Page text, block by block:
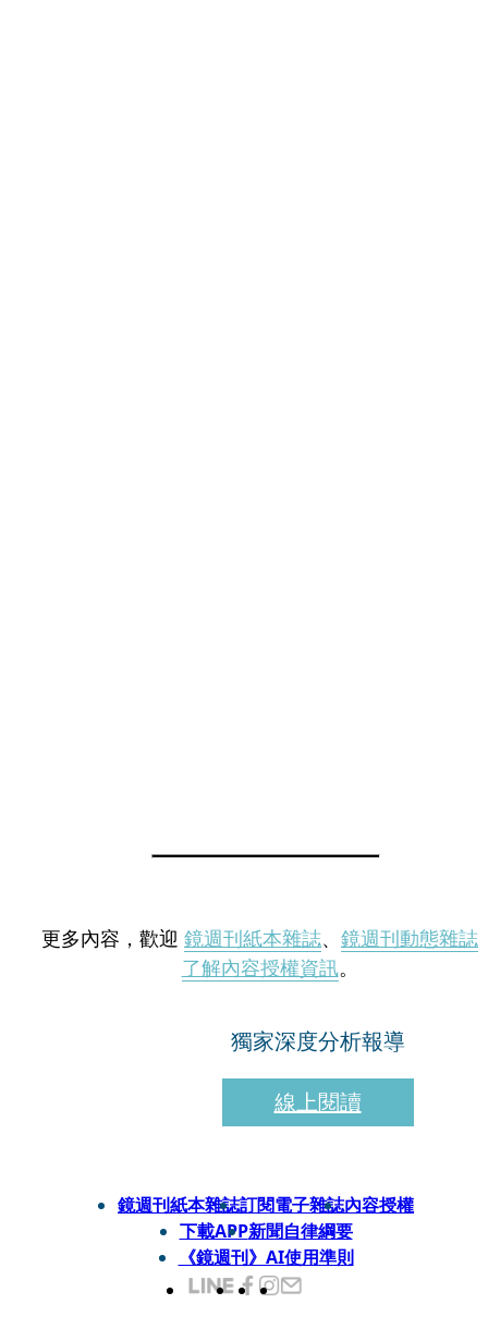
更多內容，歡迎 鏡週刊紙本雜誌、 鏡週刊動態雜誌
了解內容授權資訊。
獨家深度分析報導
線上閱讀
鏡週刊紙本雜誌訂閱電子雜誌內容授權
下載APP新聞自律綱要
《鏡週刊》AI使用準則